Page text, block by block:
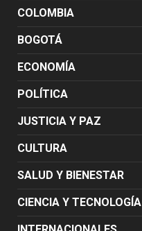
COLOMBIA
BOGOTÁ
ECONOMÍA
POLÍTICA
JUSTICIA Y PAZ
CULTURA
SALUD Y BIENESTAR
CIENCIA Y TECNOLOGÍA